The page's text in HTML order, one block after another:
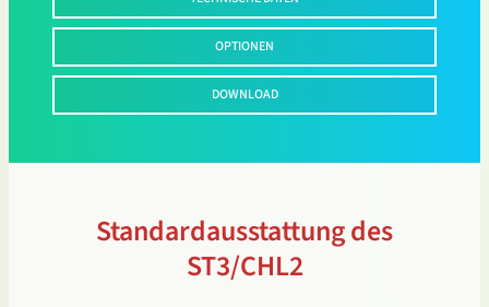
OPTIONEN
DOWNLOAD
Standardausstattung des
ST3/CHL2